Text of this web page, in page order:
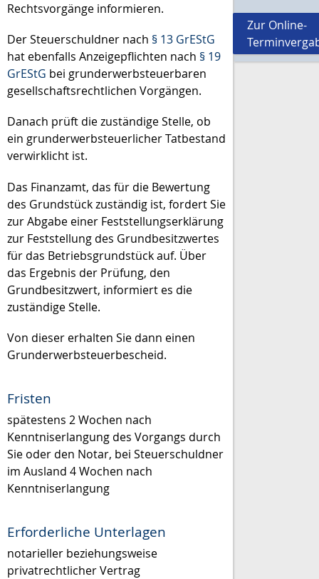
Rechtsvorgänge informieren.
Der Steuerschuldner nach § 13 GrEStG
hat ebenfalls Anzeigepflichten nach § 19
GrEStG bei grunderwerbsteuerbaren
gesellschaftsrechtlichen Vorgängen.
Danach prüft die zuständige Stelle, ob
ein grunderwerbsteuerlicher Tatbestand
verwirklicht ist.
Das Finanzamt, das für die Bewertung
des Grundstück zuständig ist, fordert Sie
zur Abgabe einer Feststellungserklärung
zur Feststellung des Grundbesitzwertes
für das Betriebsgrundstück auf. Über
das Ergebnis der Prüfung, den
Grundbesitzwert, informiert es die
zuständige Stelle.
Von dieser erhalten Sie dann einen
Grunderwerbsteuerbescheid.
Fristen
spätestens 2 Wochen nach
Kenntniserlangung des Vorgangs durch
Sie oder den Notar, bei Steuerschuldner
im Ausland 4 Wochen nach
Kenntniserlangung
Erforderliche Unterlagen
notarieller beziehungsweise
privatrechtlicher Vertrag
Zur Online-